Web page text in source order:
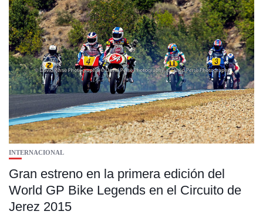
INTERNACIONAL
Gran estreno en la primera edición del
World GP Bike Legends en el Circuito de
Jerez 2015